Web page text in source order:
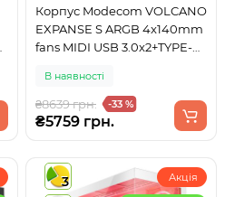
Корпус Modecom VOLCANO
EXPANSE S ARGB 4x140mm
fans MIDI USB 3.0x2+TYPE-C
В наявності
₴8639 грн. -33 %
₴5759 грн.
3
Акція